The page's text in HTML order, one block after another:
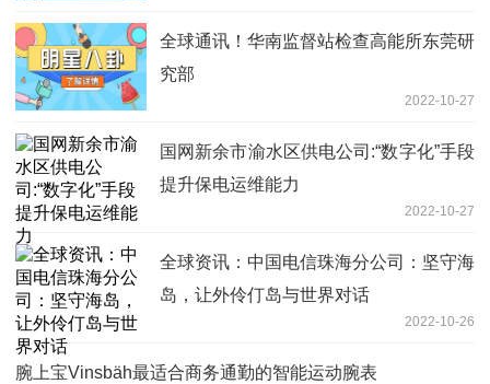
全球通讯！华南监督站检查高能所东莞研
究部
2022-10-27
国网新余市渝水区供电公司:“数字化”手段
提升保电运维能力
2022-10-27
全球资讯：中国电信珠海分公司：坚守海
岛，让外伶仃岛与世界对话
2022-10-26
腕上宝Vinsbäh最适合商务通勤的智能运动腕表